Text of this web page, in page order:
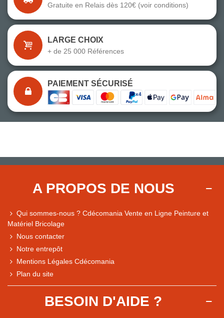
Gratuite en Relais dès 120€ (voir conditions)
LARGE CHOIX
+ de 25 000 Références
PAIEMENT SÉCURISÉ
A PROPOS DE NOUS
Qui sommes-nous ? Cdécomania Vente en Ligne Peinture et
Matériel Bricolage
Nous contacter
Notre entrepôt
Mentions Légales Cdécomania
Plan du site
BESOIN D'AIDE ?